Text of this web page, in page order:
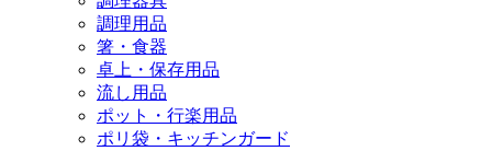
調理用品
箸・食器
卓上・保存用品
流し用品
ポット・行楽用品
ポリ袋・キッチンガード